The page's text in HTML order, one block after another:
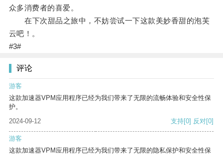
众多消费者的喜爱。
在下次甜品之旅中，不妨尝试一下这款美妙香甜的泡芙
云吧！。
#3#
评论
游客
这款加速器VPM应用程序已经为我们带来了无限的流畅体验和安全性保
护。
2024-09-12
支持[0] 反对[0]
游客
这款加速器VPM应用程序已经为我们带来了无限的隐私保护和安全性保